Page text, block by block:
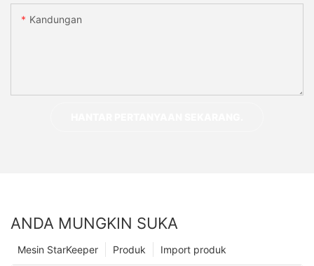
Kandungan
ANDA MUNGKIN SUKA
Import produk
Produk
Mesin StarKeeper